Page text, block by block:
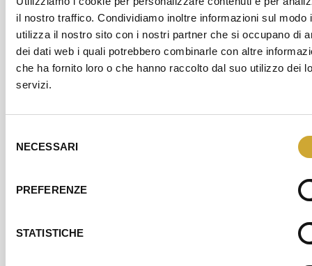
il nostro traffico. Condividiamo inoltre informazioni sul modo
utilizza il nostro sito con i nostri partner che si occupano di
dei dati web i quali potrebbero combinarle con altre
che ha fornito loro o che hanno raccolto dal suo utilizzo dei
servizi.
delNECESSARI
PREFERENZE
STATISTICHE
raggiungimento
di un numero
minimo di
partecipanti;
riserva di